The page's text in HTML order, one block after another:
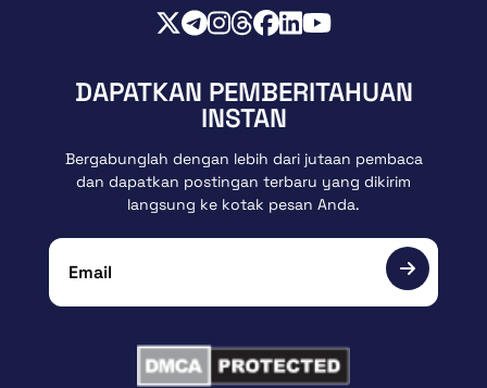
DAPATKAN PEMBERITAHUAN
INSTAN
Bergabunglah dengan lebih dari jutaan pembaca
dan dapatkan postingan terbaru yang dikirim
langsung ke kotak pesan Anda.